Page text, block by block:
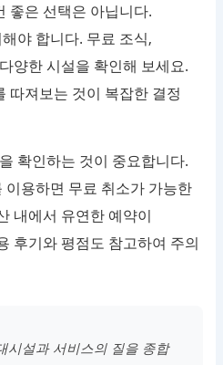
좋은 선택은 아닙니다.
야 합니다. 무료 조식,
양한 시설을 확인해 보세요.
따져보는 것이 복잡한 결정
을 확인하는 것이 중요합니다.
용하면 무료 취소가 가능한
내에서 유연한 예약이
후기와 평점도 참고하여 주의
시설과 서비스의 질을 종합